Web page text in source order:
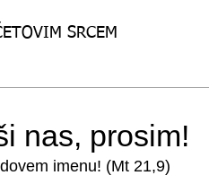
SRCEM
nas, prosim!
imenu! (Mt 21,9)